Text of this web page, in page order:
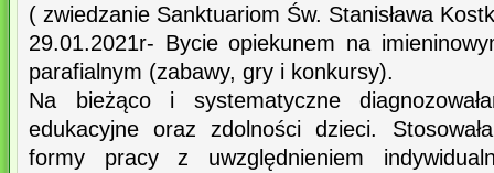
( zwiedzanie Sanktuariom Św. Stanisława
29.01.2021r- Bycie opiekunem na
parafialnym (zabawy, gry i konkursy).
Na bieżąco i systematyczne
edukacyjne oraz zdolności dzieci.
formy pracy z uwzględnieniem